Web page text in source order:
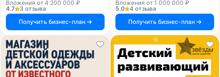
Вложения от 4 200 000 ₽
4.7
3 отзыва
Получить бизнес-план
Вложения от 1 000 000 ₽
5.0
4 отзыва
Получить бизнес-план